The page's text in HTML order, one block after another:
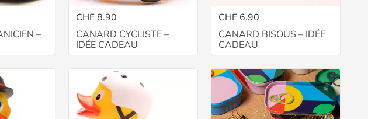
–
CHF 8.90
CANARD CYCLISTE –
IDÉE CADEAU
CHF 6.90
CANARD BISOUS – IDÉE
CADEAU